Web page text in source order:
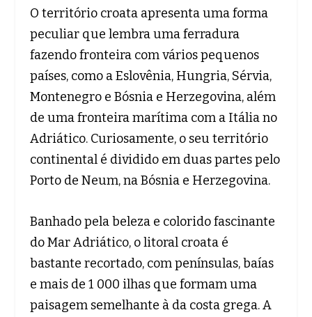
O território croata apresenta uma forma
peculiar que lembra uma ferradura
fazendo fronteira com vários pequenos
países, como a Eslovênia, Hungria, Sérvia,
Montenegro e Bósnia e Herzegovina, além
de uma fronteira marítima com a Itália no
Adriático. Curiosamente, o seu território
continental é dividido em duas partes pelo
Porto de Neum, na Bósnia e Herzegovina.
Banhado pela beleza e colorido fascinante
do Mar Adriático, o litoral croata é
bastante recortado, com penínsulas, baías
e mais de 1 000 ilhas que formam uma
paisagem semelhante à da costa grega. A